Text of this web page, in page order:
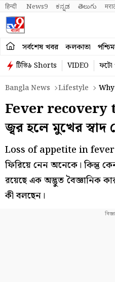
हिन्दी News9 ಕನ್ನಡ తెలుగు
সর্বশেষ খবর কলকাতা
টিভি৯ Shorts VIDEO ফটো
Bangla News
Lifestyle
Fever recovery
জ্বর হলে মুখের
Loss of appetite in fever:
ফিরিয়ে নেন অনেকে। কিন্তু
রয়েছে এক অদ্ভুত বৈজ্ঞানিক
কী বলছেন।